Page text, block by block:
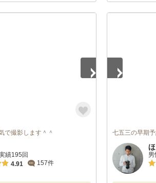
で撮影します＾＾
績195回
4.91
157件
七五三の早期